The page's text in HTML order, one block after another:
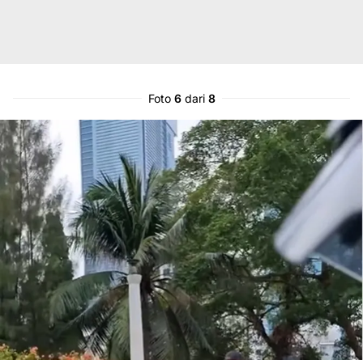
Foto 6dari 8